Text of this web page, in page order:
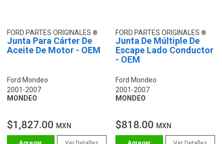
FORD PARTES ORIGINALES
Junta Para Cárter De
Aceite De Motor - OEM
Ford Mondeo
2001-2007
MONDEO
$1,827.00 MXN
FORD PARTES ORIGINALES
Junta De Múltiple De
Escape Lado Conductor
- OEM
Ford Mondeo
2001-2007
MONDEO
$818.00 MXN